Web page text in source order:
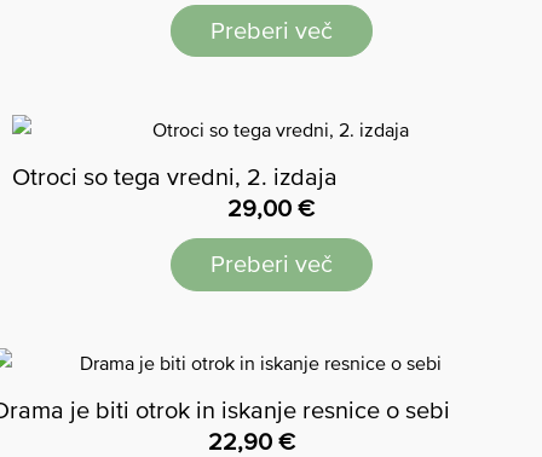
Preberi več
Otroci so tega vredni, 2. izdaja
29,00 €
Preberi več
je biti otrok in iskanje resnice o sebi
22,90 €